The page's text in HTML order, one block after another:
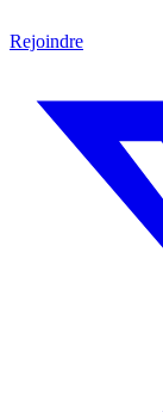
Rejoindre